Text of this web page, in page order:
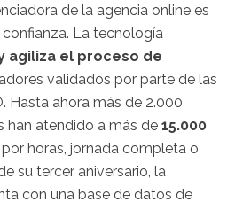
de la agencia online es
La tecnología
agiliza el proceso de
validados por parte de las
Hasta ahora más de 2.000
han atendido a más de 15.000
horas, jornada completa o
su tercer aniversario, la
con una base de datos de